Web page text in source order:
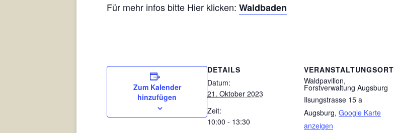
Für mehr infos bitte Hier klicken: Waldbaden
Zum Kalender
hinzufügen
DETAILS
Datum:
21. Oktober 2023
Zeit:
10:00 - 13:30
VERANSTALTUNGSORT
Waldpavillon,
Forstverwaltung Augsburg
Ilsungstrasse 15 a
Augsburg, Google Karte
anzeigen